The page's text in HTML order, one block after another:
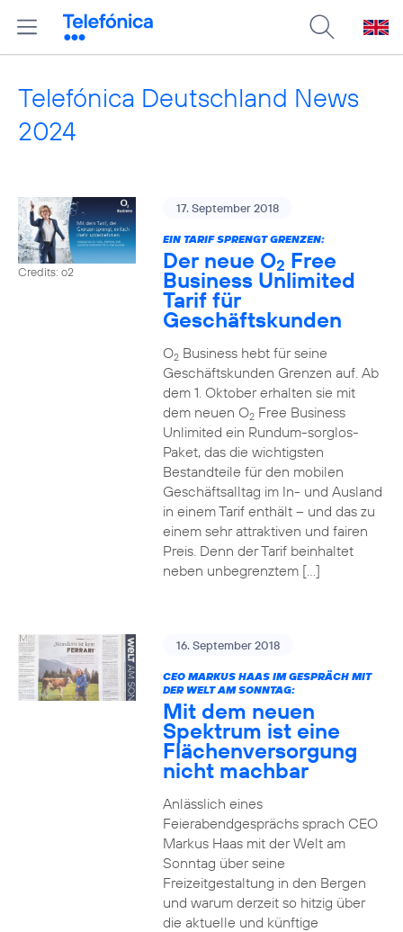
Telefónica Deutschland News
2024
Credits: o2
17. September 2018
EIN TARIF SPRENGT GRENZEN:
Der neue O2 Free
Business Unlimited
Tarif für
Geschäftskunden
O2Business hebt für seine
Geschäftskunden Grenzen auf. Ab
dem 1. Oktober erhalten sie mit
dem neuen O2Free Business
Unlimited ein Rundum-sorglos-
Paket, das die wichtigsten
Bestandteile für den mobilen
Geschäftsalltag im In- und Ausland
in einem Tarif enthält – und das zu
einem sehr attraktiven und fairen
Preis. Denn der Tarif beinhaltet
neben unbegrenztem […]
16. September 2018
CEO MARKUS HAAS IM GESPRÄCH MIT
DER WELT AM SONNTAG:
Mit dem neuen
Spektrum ist eine
Flächenversorgung
nicht machbar
Anlässlich eines
Feierabendgesprächs sprach CEO
Markus Haas mit der Welt am
Sonntag über seine
Freizeitgestaltung in den Bergen
und warum derzeit so hitzig über
die aktuelle und künftige